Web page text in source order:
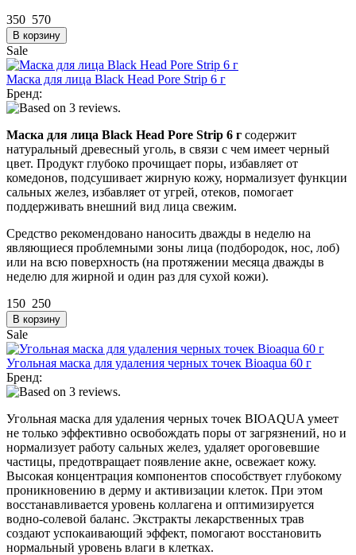
350 570
Sale
Маска для лица Black Head Pore Strip 6 г
Бренд:
Маска для лица Black Head Pore Strip 6 г содержит
натуральный древесный уголь, в связи с чем имеет черный
цвет. Продукт глубоко прочищает поры, избавляет от
комедонов, подсушивает жирную кожу, нормализует функции
сальных желез, избавляет от угрей, отеков, помогает
поддерживать внешний вид лица свежим.
Средство рекомендовано наносить дважды в неделю на
являющиеся проблемными зоны лица (подбородок, нос, лоб)
или на всю поверхность (на протяжении месяца дважды в
неделю для жирной и один раз для сухой кожи).
150 250
Sale
Угольная маска для удаления черных точек Bioaqua 60 г
Бренд:
Угольная маска для удаления черных точек BIOAQUA умеет
не только эффективно освобождать поры от загрязнений, но и
нормализует работу сальных желез, удаляет ороговевшие
частицы, предотвращает появление акне, освежает кожу.
Высокая концентрация компонентов способствует глубокому
проникновению в дерму и активизации клеток. При этом
восстанавливается уровень коллагена и оптимизируется
водно-солевой баланс. Экстракты лекарственных трав
создают успокаивающий эффект, помогают восстановить
нормальный уровень влаги в клетках.